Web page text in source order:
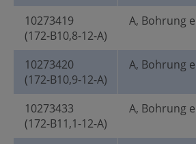
10273419
(172-B10,8-12-A)
A, Bohrung
10273420
(172-B10,9-12-A)
A, Bohrung
10273433
(172-B11,1-12-A)
A, Bohrung